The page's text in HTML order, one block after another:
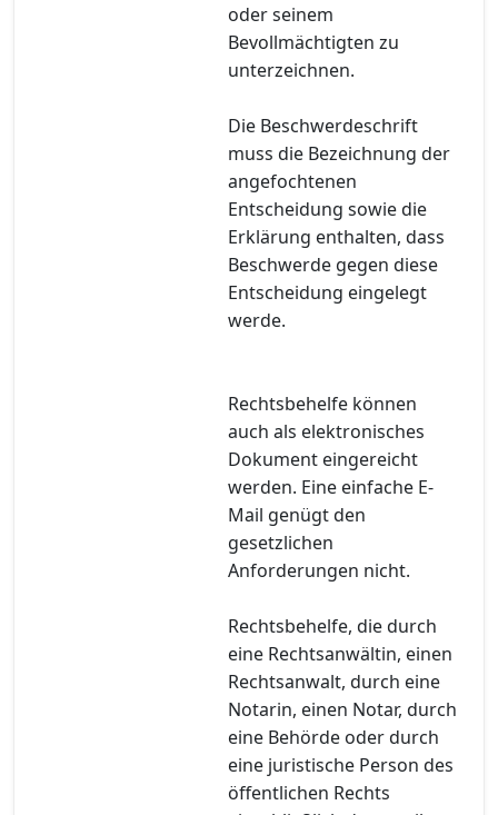
oder seinem
Bevollmächtigten zu
unterzeichnen.
Die Beschwerdeschrift
muss die Bezeichnung der
angefochtenen
Entscheidung sowie die
Erklärung enthalten, dass
Beschwerde gegen diese
Entscheidung eingelegt
werde.
Rechtsbehelfe können
auch als elektronisches
Dokument eingereicht
werden. Eine einfache E-
Mail genügt den
gesetzlichen
Anforderungen nicht.
Rechtsbehelfe, die durch
eine Rechtsanwältin, einen
Rechtsanwalt, durch eine
Notarin, einen Notar, durch
eine Behörde oder durch
eine juristische Person des
öffentlichen Rechts